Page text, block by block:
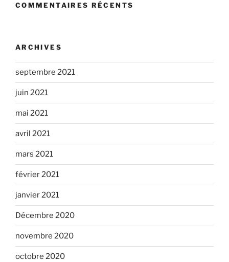
COMMENTAIRES RÉCENTS
ARCHIVES
septembre 2021
juin 2021
mai 2021
avril 2021
mars 2021
février 2021
janvier 2021
Décembre 2020
novembre 2020
octobre 2020